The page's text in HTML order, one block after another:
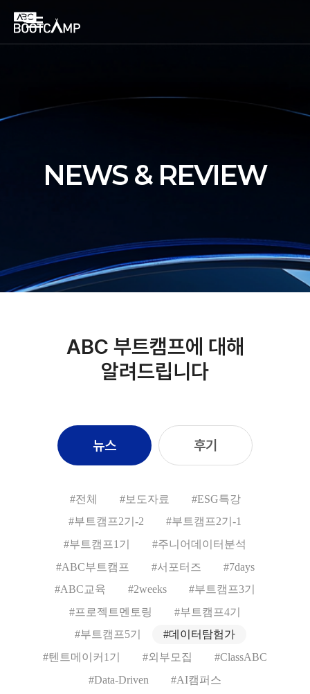
NEWS & REVIEW
ABC 부트캠프에 대해
알려드립니다
뉴스 후기
#전체 #보도자료
#ESG특강
#부트캠프2기-2
#부트캠프2기-1
#부트캠프1기
#주니어데이터분석
#ABC부트캠프
#서포터즈
#7days
#ABC교육
#2weeks
#부트캠프3기
#프로젝트멘토링
#부트캠프4기
#부트캠프5기
#데이터탐험가
#텐트메이커1기
#외부모집
#ClassABC
#Data-Driven
#AI캠퍼스